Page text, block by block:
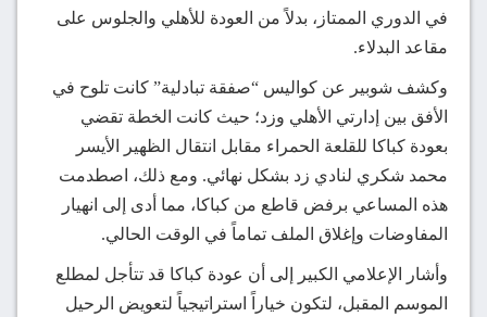
في الدوري الممتاز، بدلاً من العودة للأهلي والجلوس على
مقاعد البدلاء.
وكشف شوبير عن كواليس “صفقة تبادلية” كانت تلوح في
الأفق بين إدارتي الأهلي وزد؛ حيث كانت الخطة تقضي
بعودة كباكا للقلعة الحمراء مقابل انتقال الظهير الأيسر
محمد شكري لنادي زد بشكل نهائي. ومع ذلك، اصطدمت
هذه المساعي برفض قاطع من كباكا، مما أدى إلى انهيار
المفاوضات وإغلاق الملف تماماً في الوقت الحالي.
وأشار الإعلامي الكبير إلى أن عودة كباكا قد تتأجل لمطلع
الموسم المقبل، لتكون خياراً استراتيجياً لتعويض الرحيل